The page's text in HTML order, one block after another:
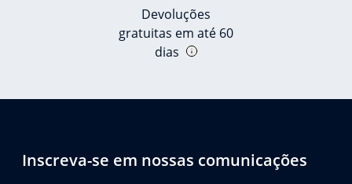
Devoluções
gratuitas em até 60
dias
Inscreva-se em nossas comunicações